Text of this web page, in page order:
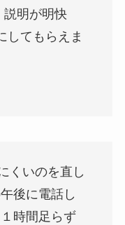
説明が明快
してもらえま
くいのを直し
後に電話し
時間足らず